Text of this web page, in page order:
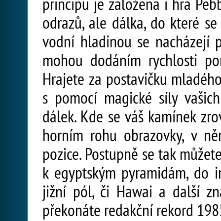
odrazů, ale dálka, do které
vodní hladinou se nacházejí
mohou dodáním rychlosti
Hrajete za postavičku
s pomocí magické síly
dálek. Kde se váš kamínek
horním rohu obrazovky, v
pozice. Postupně se tak
k egyptským pyramidám, do
jižní pól, či Hawai a další
překonáte redakční rekord